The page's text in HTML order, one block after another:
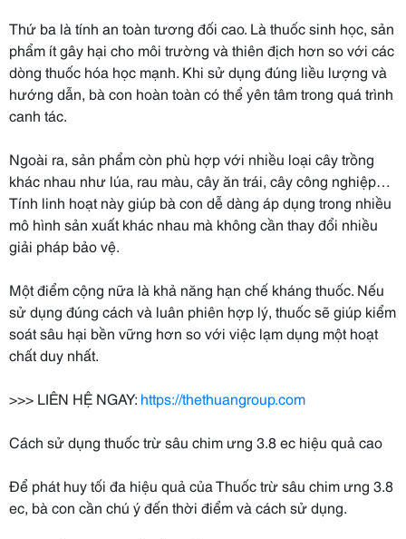
Thứ ba là tính an toàn tương đối cao. Là thuốc sinh học, sản
phẩm ít gây hại cho môi trường và thiên địch hơn so với các
dòng thuốc hóa học mạnh. Khi sử dụng đúng liều lượng và
hướng dẫn, bà con hoàn toàn có thể yên tâm trong quá trình
canh tác.
Ngoài ra, sản phẩm còn phù hợp với nhiều loại cây trồng
khác nhau như lúa, rau màu, cây ăn trái, cây công nghiệp…
Tính linh hoạt này giúp bà con dễ dàng áp dụng trong nhiều
mô hình sản xuất khác nhau mà không cần thay đổi nhiều
giải pháp bảo vệ.
Một điểm cộng nữa là khả năng hạn chế kháng thuốc. Nếu
sử dụng đúng cách và luân phiên hợp lý, thuốc sẽ giúp kiểm
soát sâu hại bền vững hơn so với việc lạm dụng một hoạt
chất duy nhất.
>>> LIÊN HỆ NGAY: https://thethuangroup.com
Cách sử dụng thuốc trừ sâu chim ưng 3.8 ec hiệu quả cao
Để phát huy tối đa hiệu quả của Thuốc trừ sâu chim ưng 3.8
ec, bà con cần chú ý đến thời điểm và cách sử dụng.